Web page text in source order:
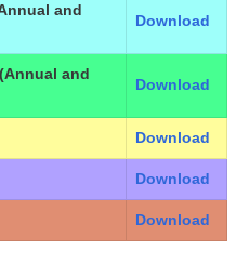
and
Download
and
Download
Download
Download
Download